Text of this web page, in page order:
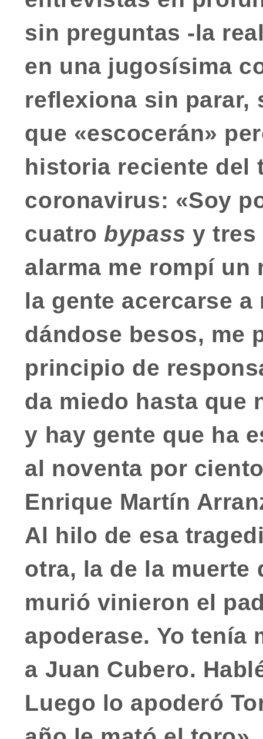
sin preguntas -la
en una jugosísima
reflexiona sin parar,
que «escocerán»
historia reciente del
coronavirus: «Soy
cuatro bypass y tres
alarma me rompí un
la gente acercarse
dándose besos, me
principio de
da miedo hasta que
y hay gente que ha
al noventa por
Enrique Martín
Al hilo de esa
otra, la de la muerte
murió vinieron el
apoderase. Yo tenía
a Juan Cubero.
Luego lo apoderó